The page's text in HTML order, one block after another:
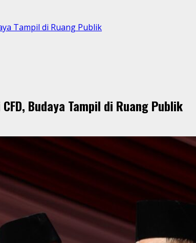
Tampil di Ruang Publik
Budaya Tampil di Ruang Publik